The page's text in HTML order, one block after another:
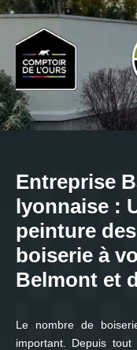
Entreprise
lyonnaise :
peinture
boiserie à
Belmont et
Le nombre de
important. Depuis